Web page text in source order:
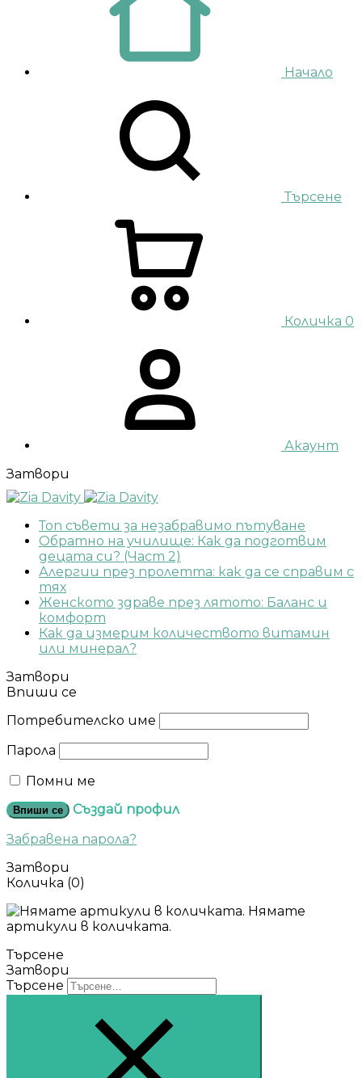
Начало
Търсене
Количка 0
Акаунт
Затвори
Топ съвети за незабравимо пътуване
Обратно на училище: Как да подготвим
децата си? (Част 2)
Алергии през пролетта: как да се справим с
тях
Женското здраве през лятото: Баланс и
комфорт
Как да измерим количеството витамин
или минерал?
Затвори
Впиши се
Потребителско име
Парола
Помни ме
Впиши се
Създай профил
Забравена парола?
Затвори
Количка (0)
Нямате
артикули в количката.
Търсене
Затвори
Търсене